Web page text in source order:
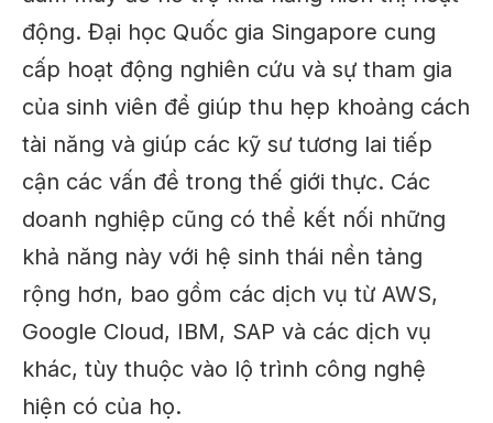
động. Đại học Quốc gia Singapore cung
cấp hoạt động nghiên cứu và sự tham gia
của sinh viên để giúp thu hẹp khoảng cách
tài năng và giúp các kỹ sư tương lai tiếp
cận các vấn đề trong thế giới thực. Các
doanh nghiệp cũng có thể kết nối những
khả năng này với hệ sinh thái nền tảng
rộng hơn, bao gồm các dịch vụ từ AWS,
Google Cloud, IBM, SAP và các dịch vụ
khác, tùy thuộc vào lộ trình công nghệ
hiện có của họ.